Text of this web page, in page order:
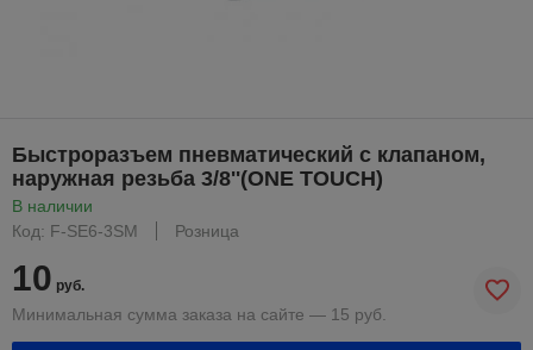
Быстроразъем пневматический с клапаном,
наружная резьба 3/8''(ONE TOUCH)
В наличии
Код: F-SE6-3SM
Розница
10 руб.
Минимальная сумма заказа на сайте — 15 руб.